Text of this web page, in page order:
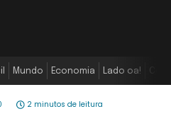
Mundo Economia Lado oa!
2 minutos de leitura